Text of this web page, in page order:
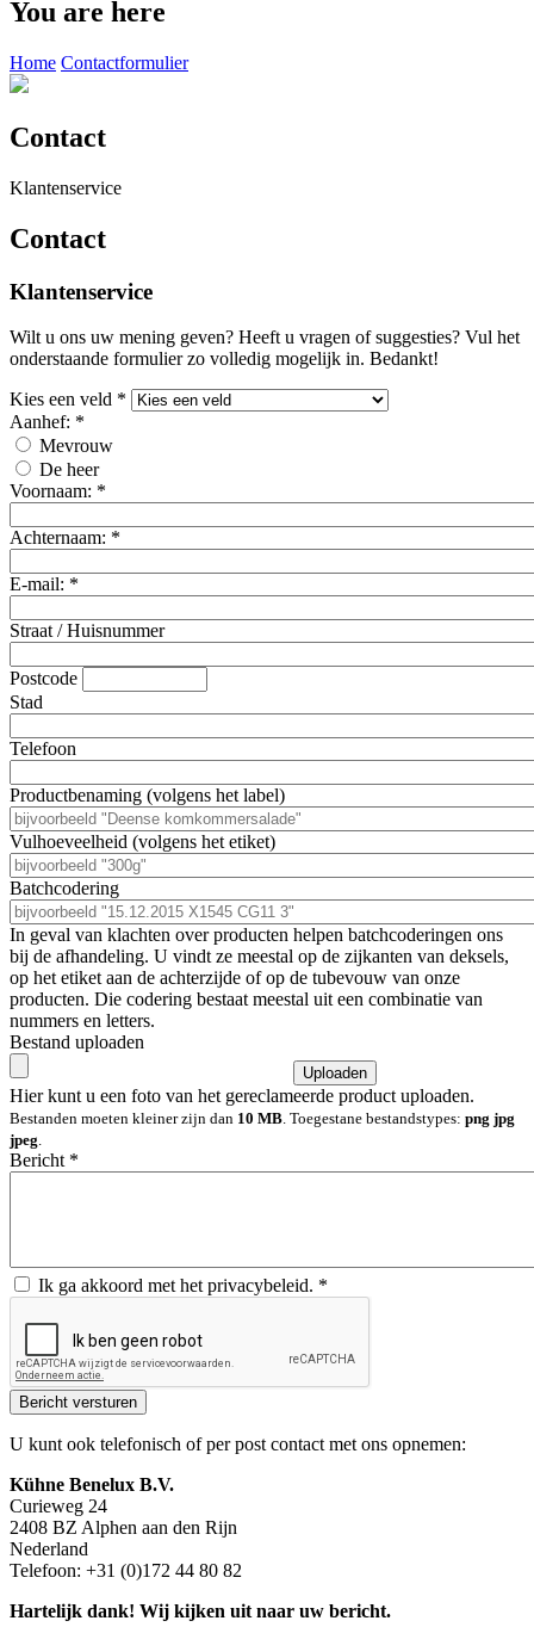
You are here
Home Contactformulier
Contact
Klantenservice
Contact
Klantenservice
Wilt u ons uw mening geven? Heeft u vragen of suggesties? Vul het
onderstaande formulier zo volledig mogelijk in. Bedankt!
Kies een veld *
Aanhef: *
Mevrouw
De heer
Voornaam: *
Achternaam: *
E-mail: *
Straat / Huisnummer
Postcode
Stad
Telefoon
Productbenaming (volgens het label)
Vulhoeveelheid (volgens het etiket)
Batchcodering
In geval van klachten over producten helpen batchcoderingen ons
bij de afhandeling. U vindt ze meestal op de zijkanten van deksels,
op het etiket aan de achterzijde of op de tubevouw van onze
producten. Die codering bestaat meestal uit een combinatie van
nummers en letters.
Bestand uploaden
Hier kunt u een foto van het gereclameerde product uploaden.
Bestanden moeten kleiner zijn dan 10 MB. Toegestane bestandstypes: png jpg
jpeg.
Bericht *
Ik ga akkoord met het privacybeleid. *
U kunt ook telefonisch of per post contact met ons opnemen:
Kühne Benelux B.V.
Curieweg 24
2408 BZ Alphen aan den Rijn
Nederland
Telefoon: +31 (0)172 44 80 82
Hartelijk dank! Wij kijken uit naar uw bericht.